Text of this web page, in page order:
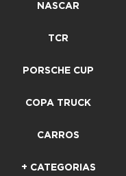
NASCAR
TCR
PORSCHE CUP
COPA TRUCK
CARROS
+ CATEGORIAS